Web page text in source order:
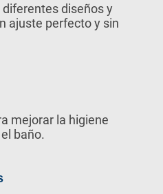
diseños y
ajuste perfecto y sin
mejorar la higiene
baño.